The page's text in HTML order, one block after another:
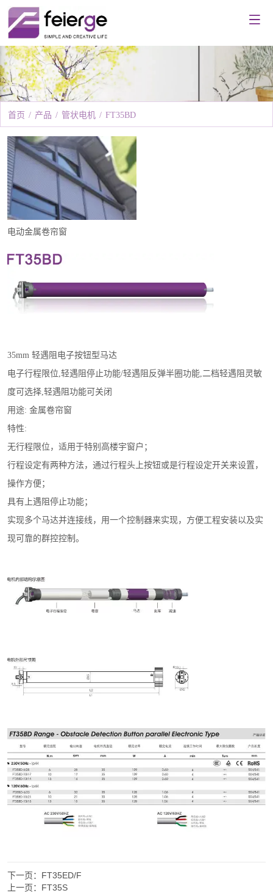
首页 / 产品 / 管状电机 / FT35BD
下一页： FT35ED/F
上一页： FT35S